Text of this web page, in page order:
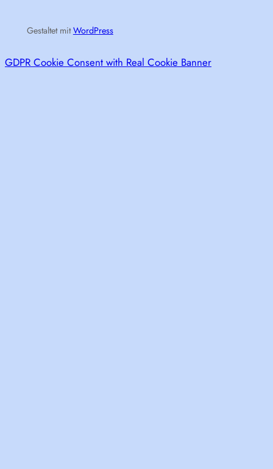
Gestaltet mitWordPress
GDPR Cookie Consent with Real Cookie Banner